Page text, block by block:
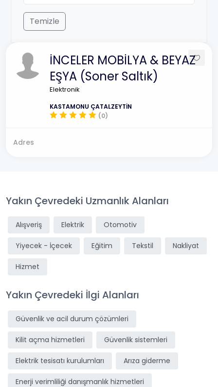
Temizle
İNCELER MOBİLYA & BEYAZ
EŞYA (Soner Saltık)
Elektronik
KASTAMONU ÇATALZEYTİN
(0)
Adres
Yakın Çevredeki Uzmanlık Alanları
Alışveriş Elektrik Otomotiv
Yiyecek - İçecek Eğitim Tekstil Nakliyat
Hizmet
Yakın Çevredeki İlgi Alanları
Güvenlik ve acil durum çözümleri
Kilit açma hizmetleri Güvenlik sistemleri
Elektrik tesisatı kurulumları Arıza giderme
Enerji verimliliği danışmanlık hizmetleri